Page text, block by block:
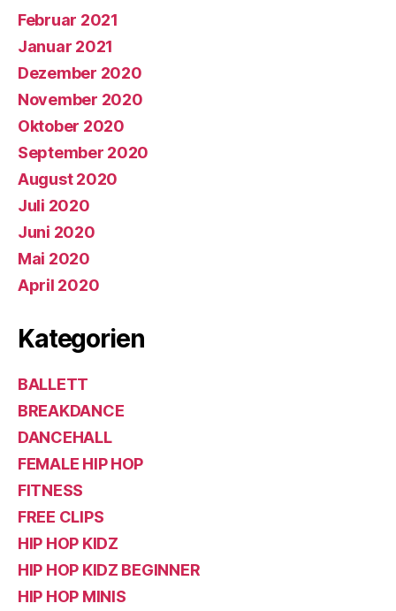
Februar 2021
Januar 2021
Dezember 2020
November 2020
Oktober 2020
September 2020
August 2020
Juli 2020
Juni 2020
Mai 2020
April 2020
Kategorien
BALLETT
BREAKDANCE
DANCEHALL
FEMALE HIP HOP
FITNESS
FREE CLIPS
HIP HOP KIDZ
HIP HOP KIDZ BEGINNER
HIP HOP MINIS